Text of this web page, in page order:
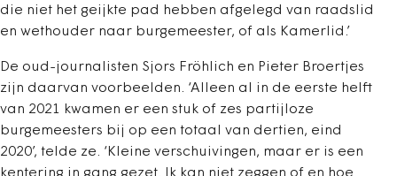
die niet het geijkte pad hebben afgelegd van raadslid
en wethouder naar burgemeester, of als Kamerlid.’
De oud-journalisten Sjors Fröhlich en Pieter Broertjes
zijn daarvan voorbeelden. ‘Alleen al in de eerste helft
van 2021 kwamen er een stuk of zes partijloze
burgemeesters bij op een totaal van dertien, eind
2020’, telde ze. ‘Kleine verschuivingen, maar er is een